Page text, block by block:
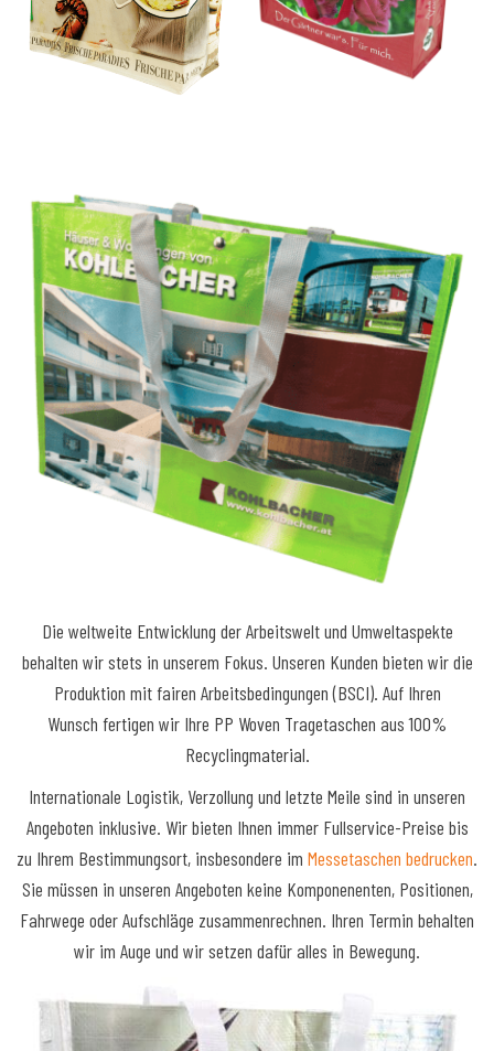
Die weltweite Entwicklung der Arbeitswelt und Umweltaspekte
behalten wir stets in unserem Fokus. Unseren Kunden bieten wir die
Produktion mit fairen Arbeitsbedingungen (BSCI). Auf Ihren
Wunsch fertigen wir Ihre PP Woven Tragetaschen aus 100%
Recyclingmaterial.
Internationale Logistik, Verzollung und letzte Meile sind in unseren
Angeboten inklusive. Wir bieten Ihnen immer Fullservice-Preise bis
zu Ihrem Bestimmungsort, insbesondere im Messetaschen bedrucken.
Sie müssen in unseren Angeboten keine Komponenenten, Positionen,
Fahrwege oder Aufschläge zusammenrechnen. Ihren Termin behalten
wir im Auge und wir setzen dafür alles in Bewegung.